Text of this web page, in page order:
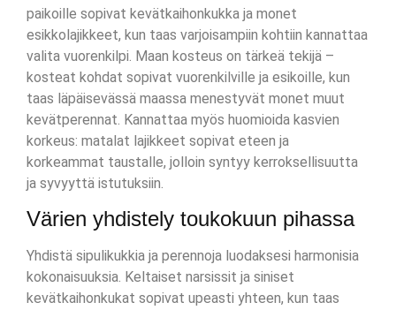
paikoille sopivat kevätkaihonkukka ja monet
esikkolajikkeet, kun taas varjoisampiin kohtiin kannattaa
valita vuorenkilpi. Maan kosteus on tärkeä tekijä –
kosteat kohdat sopivat vuorenkilville ja esikoille, kun
taas läpäisevässä maassa menestyvät monet muut
kevätperennat. Kannattaa myös huomioida kasvien
korkeus: matalat lajikkeet sopivat eteen ja
korkeammat taustalle, jolloin syntyy kerroksellisuutta
ja syvyyttä istutuksiin.
Värien yhdistely toukokuun pihassa
Yhdistä sipulikukkia ja perennoja luodaksesi harmonisia
kokonaisuuksia. Keltaiset narsissit ja siniset
kevätkaihonkukat sopivat upeasti yhteen, kun taas